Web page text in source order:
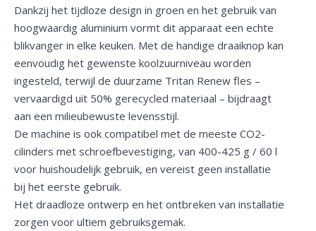
Dankzij het tijdloze design in groen en het gebruik van
hoogwaardig aluminium vormt dit apparaat een echte
blikvanger in elke keuken. Met de handige draaiknop kan
eenvoudig het gewenste koolzuurniveau worden
ingesteld, terwijl de duurzame Tritan Renew fles –
vervaardigd uit 50% gerecycled materiaal – bijdraagt
aan een milieubewuste levensstijl.
De machine is ook compatibel met de meeste CO2-
cilinders met schroefbevestiging, van 400-425 g / 60 l
voor huishoudelijk gebruik, en vereist geen installatie
bij het eerste gebruik.
Het draadloze ontwerp en het ontbreken van installatie
zorgen voor ultiem gebruiksgemak.